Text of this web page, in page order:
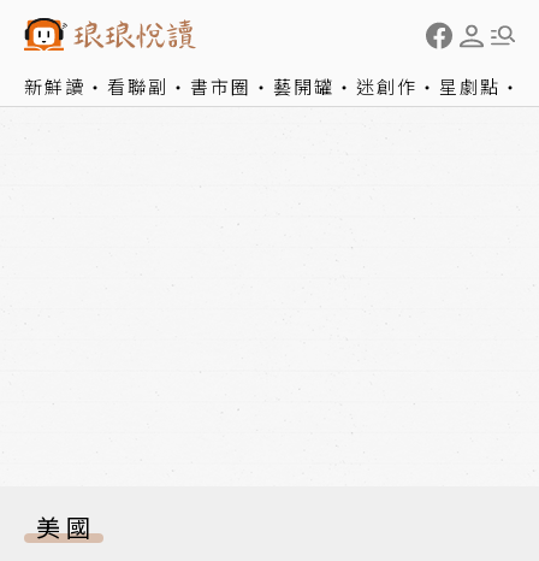
新鮮讀 看聯副 書市圈 藝開罐 迷創作 星劇點
美國